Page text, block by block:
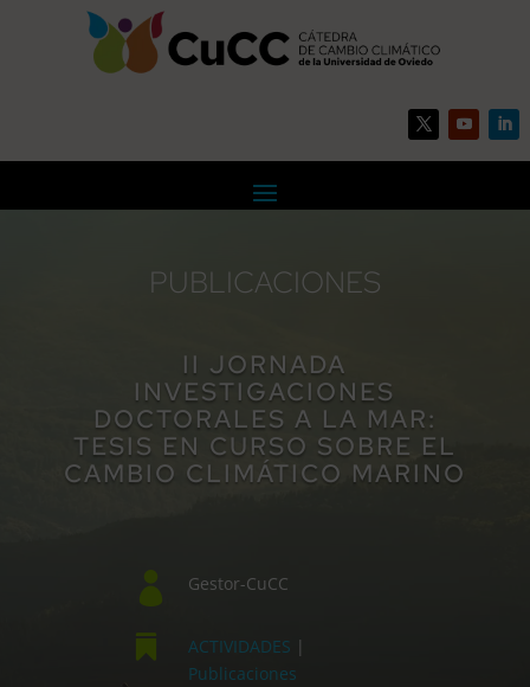
PUBLICACIONES
II JORNADA
INVESTIGACIONES
DOCTORALES A LA MAR:
TESIS EN CURSO SOBRE EL
CAMBIO CLIMÁTICO MARINO
 Gestor-CuCC
 ACTIVIDADES |
Publicaciones